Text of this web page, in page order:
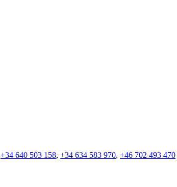
+34 640 503 158, +34 634 583 970, +46 702 493 470